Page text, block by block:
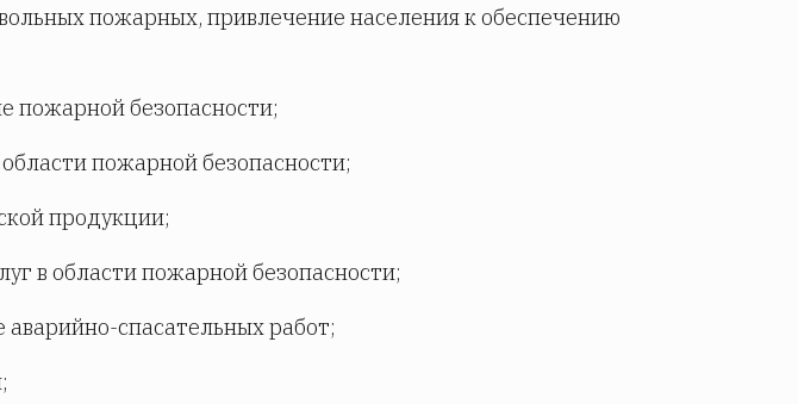
пожарных, привлечение населения к обеспечению
пожарной безопасности;
пожарной безопасности;
продукции;
в области пожарной безопасности;
спасательных работ;